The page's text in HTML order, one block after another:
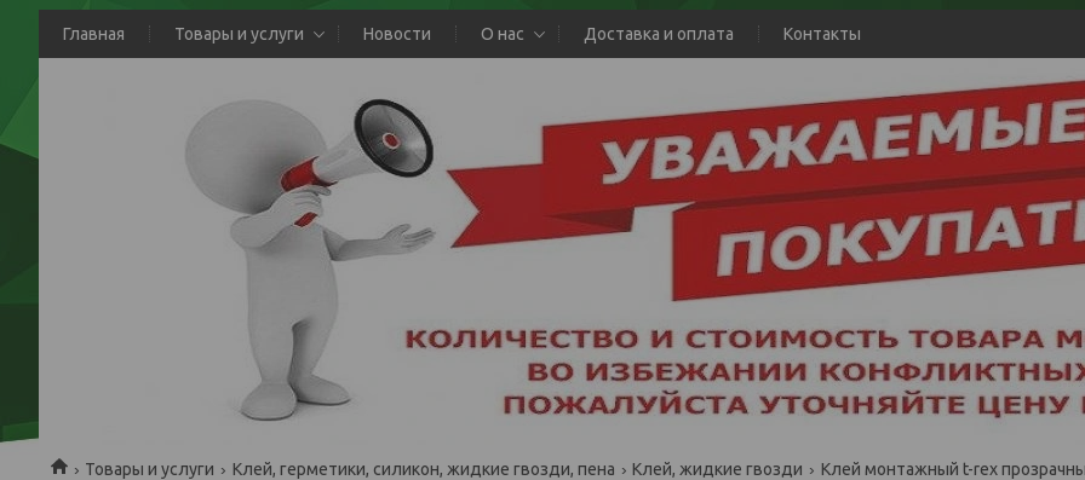
Главная Товары и услуги Новости О нас Доставка и оплата Контакты
Товары и услуги Клей, герметики, силикон, жидкие гвозди, пена Клей, жидкие гвозди Клей монтажный t-rex